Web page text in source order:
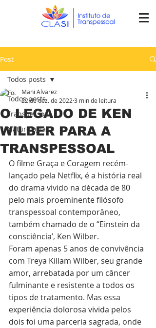
Post
Todos posts
Transpessoal
Naturologia
Todos posts
O LEGADO DE KEN
WILBER PARA A
TRANSPESSOAL
Mani Alvarez
22 de dez. de 2022 3 min de leitura
O filme Graça e Coragem recém-
lançado pela Netflix, é a história real
do drama vivido na década de 80
pelo mais proeminente filósofo
transpessoal contemporâneo,
também chamado de o “Einstein da
consciência’, Ken Wilber.
Foram apenas 5 anos de convivência
com Treya Killam Wilber, seu grande
amor, arrebatada por um câncer
fulminante e resistente a todos os
tipos de tratamento. Mas essa
experiência dolorosa vivida pelos
dois foi uma parceria sagrada, onde